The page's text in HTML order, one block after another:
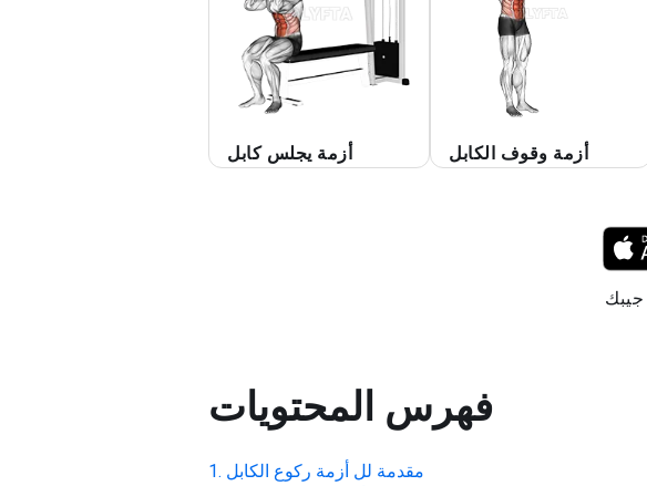
أزمة يجلس كابل أزمة وقوف الكابل
فهرس المحتويات
مقدمة لل أزمة ركوع الكابل